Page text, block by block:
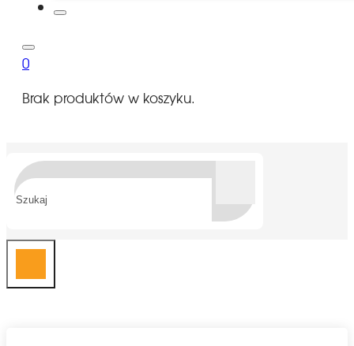
0
Brak produktów w koszyku.
Szukaj